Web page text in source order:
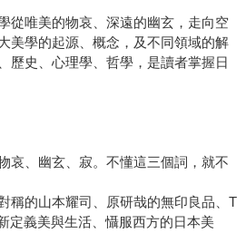
從唯美的物哀、深遠的幽玄，走向空
美學的起源、概念，及不同領域的解
歷史、心理學、哲學，是讀者掌握日
哀、幽玄、寂。不懂這三個詞，就不
稱的山本耀司、原研哉的無印良品、T
義美與生活、懾服西方的日本美